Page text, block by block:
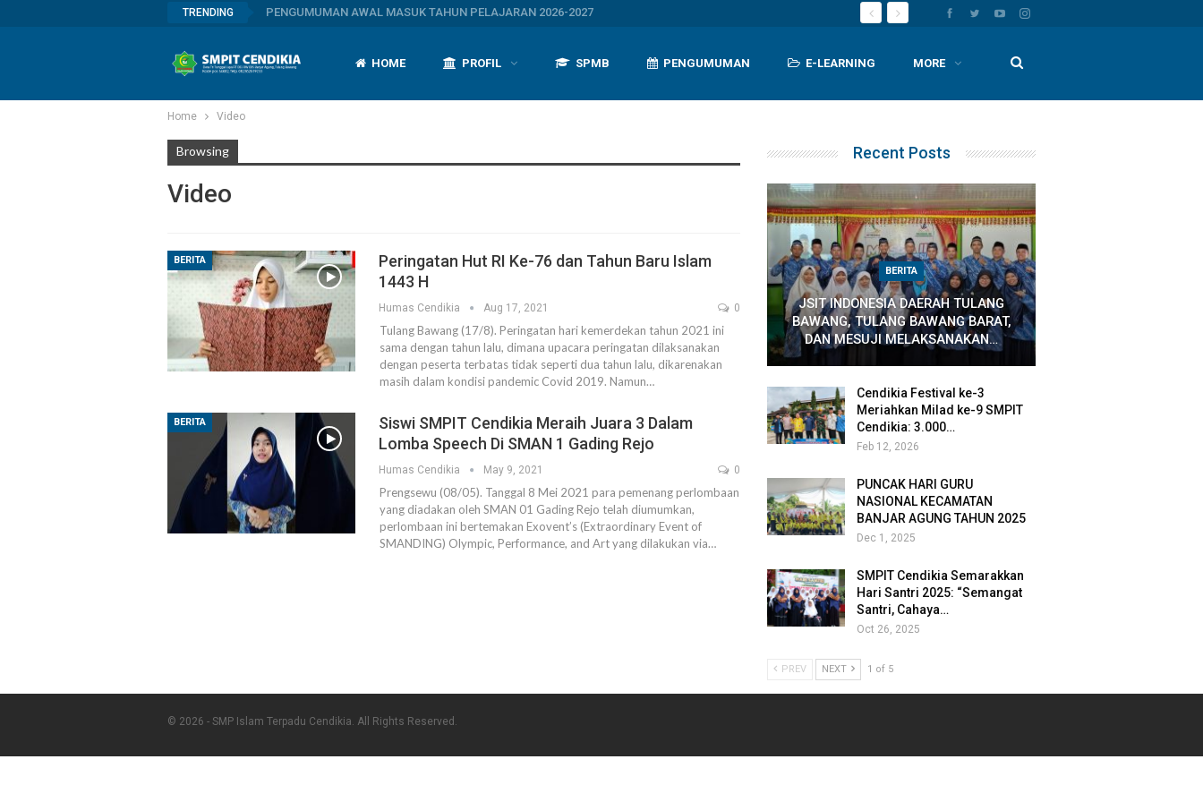
TRENDING PENGUMUMAN AWAL MASUK TAHUN PELAJARAN 2026-2027
HOME PROFIL SPMB PENGUMUMAN E-LEARNING MORE
Home Video
Browsing
Video
BERITA
Peringatan Hut RI Ke-76 dan Tahun Baru Islam
1443 H
Humas Cendikia Aug 17, 2021 0
Tulang Bawang (17/8). Peringatan hari kemerdekan tahun 2021 ini
sama dengan tahun lalu, dimana upacara peringatan dilaksanakan
dengan peserta terbatas tidak seperti dua tahun lalu, dikarenakan
masih dalam kondisi pandemic Covid 2019. Namun…
BERITA
Siswi SMPIT Cendikia Meraih Juara 3 Dalam
Lomba Speech Di SMAN 1 Gading Rejo
Humas Cendikia May 9, 2021 0
Prengsewu (08/05). Tanggal 8 Mei 2021 para pemenang perlombaan
yang diadakan oleh SMAN 01 Gading Rejo telah diumumkan,
perlombaan ini bertemakan Exovent’s (Extraordinary Event of
SMANDING) Olympic, Performance, and Art yang dilakukan via…
Recent Posts
BERITA
JSIT INDONESIA DAERAH TULANG
BAWANG, TULANG BAWANG BARAT,
DAN MESUJI MELAKSANAKAN…
Cendikia Festival ke-3
Meriahkan Milad ke-9 SMPIT
Cendikia: 3.000…
Feb 12, 2026
PUNCAK HARI GURU
NASIONAL KECAMATAN
BANJAR AGUNG TAHUN 2025
Dec 1, 2025
SMPIT Cendikia Semarakkan
Hari Santri 2025: “Semangat
Santri, Cahaya…
Oct 26, 2025
PREV NEXT 1 of 5
© 2026 - SMP Islam Terpadu Cendikia. All Rights Reserved.